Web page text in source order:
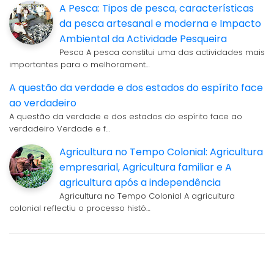
A Pesca: Tipos de pesca, características
da pesca artesanal e moderna e Impacto
Ambiental da Actividade Pesqueira
Pesca A pesca constitui uma das actividades mais
importantes para o melhorament…
A questão da verdade e dos estados do espírito face
ao verdadeiro
A questão da verdade e dos estados do espírito face ao
verdadeiro Verdade e f…
Agricultura no Tempo Colonial: Agricultura
empresarial, Agricultura familiar e A
agricultura após a independência
Agricultura no Tempo Colonial A agricultura
colonial reflectiu o processo histó…